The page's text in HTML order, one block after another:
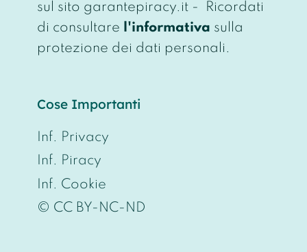
sul sito garantepiracy.it - Ricordati
di consultare l'informativa sulla
protezione dei dati personali.
Cose Importanti
Inf. Privacy
Inf. Piracy
Inf. Cookie
© CC BY-NC-ND